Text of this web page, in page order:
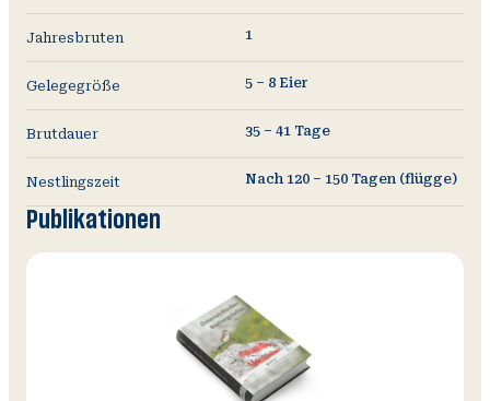
Jahresbruten 1
Gelegegröße 5 – 8 Eier
Brutdauer 35 – 41 Tage
Nestlingszeit Nach 120 – 150 Tagen (flügge)
Publikationen